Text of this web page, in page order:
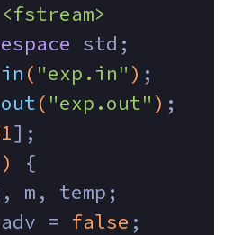
<fstream>
std;
in ( "exp.in" ) ;
out( "exp.out" ) ;
];
{
m, temp;
adv = false ;